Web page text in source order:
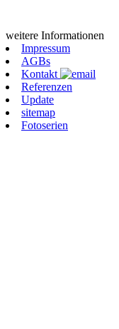
weitere Informationen
Impressum
AGBs
Kontakt
Referenzen
Update
sitemap
Fotoserien